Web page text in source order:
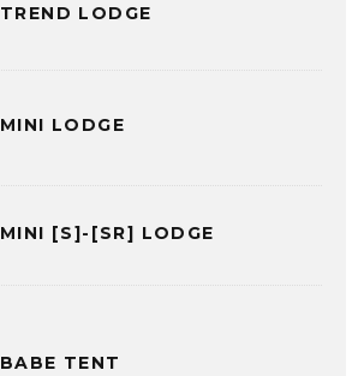
TREND LODGE
MINI LODGE
MINI [S]-[SR] LODGE
BABE TENT